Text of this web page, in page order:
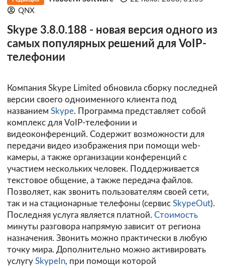
QNX
Skype 3.8.0.188 - новая версия одного из
самых популярных решений для VoIP-
телефонии
Компания Skype Limited обновила сборку последней
версии своего одноименного клиента под
названием Skype. Программа представляет собой
комплекс для VoIP-телефонии и
видеоконференций. Содержит возможности для
передачи видео изображения при помощи web-
камеры, а также организации конференций с
участием нескольких человек. Поддерживается
текстовое общение, а также передача файлов.
Позволяет, как звонить пользователям своей сети,
так и на стационарные телефоны (сервис SkypeOut).
Последняя услуга является платной. Стоимость
минуты разговора напрямую зависит от региона
назначения. Звонить можно практически в любую
точку мира. Дополнительно можно активировать
услугу SkypeIn, при помощи которой